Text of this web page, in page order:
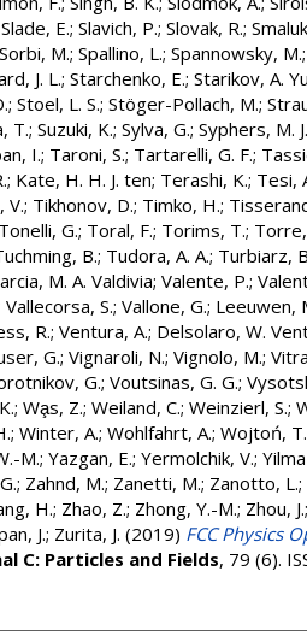
Slade, E.; Slavich, P.; Slovak, R.;
Sorbi, M.; Spallino, L.; Spannowsky, M.
J. L.; Starchenko, E.; Starikov, A.
; Stoel, L. S.; Stöger-Pollach, M.;
T.; Suzuki, K.; Sylva, G.; Syphers, M. J.
I.; Taroni, S.; Tartarelli, G. F.;
; Kate, H. H. J. ten; Terashi, K.; Tesi,
V.; Tikhonov, D.; Timko, H.;
Tonelli, G.; Toral, F.; Torims, T.;
B.; Tudora, A. A.; Turbiarz,
M. A. Valdivia; Valente, P.;
Vallecorsa, S.; Vallone, G.; Leeuwen,
R.; Ventura, A.; Delsolaro, W.
G.; Vignaroli, N.; Vignolo, M.;
G.; Voutsinas, G. G.;
; Wa̧s, Z.; Weiland, C.; Weinzierl, S.;
; Winter, A.; Wohlfahrt, A.; Wojtoń, T.
M.; Yazgan, E.; Yermolchik, V.;
; Zahnd, M.; Zanetti, M.; Zanotto, L.;
H.; Zhao, Z.; Zhong, Y.-M.; Zhou, J.
J.; Zurita, J. (2019) FCC Physics
C: Particles and Fields, 79 (6).